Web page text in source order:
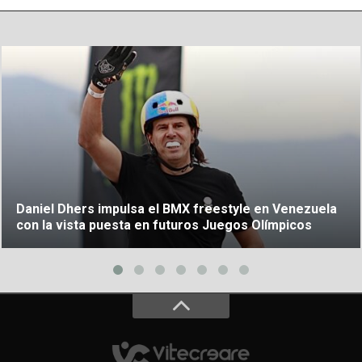
Daniel Dhers impulsa el BMX freestyle en Venezuela
con la vista puesta en futuros Juegos Olímpicos